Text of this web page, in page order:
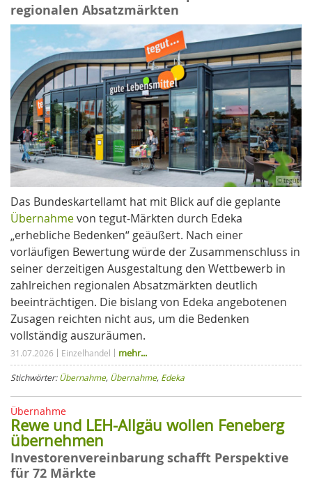
regionalen Absatzmärkten
© tegut
Das Bundeskartellamt hat mit Blick auf die geplante
Übernahmevon tegut-Märkten durch Edeka
„erhebliche Bedenken“ geäußert. Nach einer
vorläufigen Bewertung würde der Zusammenschluss in
seiner derzeitigen Ausgestaltung den Wettbewerb in
zahlreichen regionalen Absatzmärkten deutlich
beeinträchtigen. Die bislang von Edeka angebotenen
Zusagen reichten nicht aus, um die Bedenken
vollständig auszuräumen.
31.07.2026 Einzelhandel mehr...
Stichwörter:Übernahme, Übernahme, Edeka
Übernahme
Rewe und LEH-Allgäu wollen Feneberg
übernehmen
Investorenvereinbarung schafft Perspektive
für 72 Märkte